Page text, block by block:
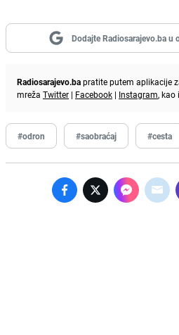
Dodajte Radiosarajevo.ba u
Radiosarajevo.bapratite putem aplikacije
mreža Twitter | Facebook | Instagram, kao
#odron #saobraćaj #cesta